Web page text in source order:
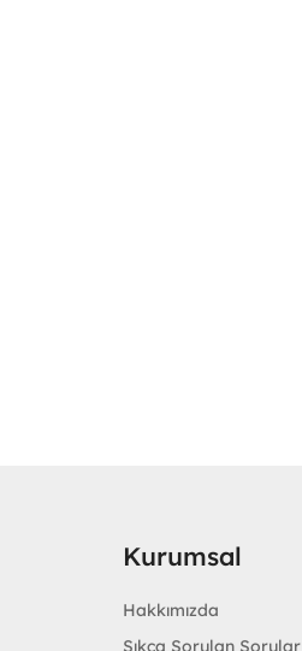
Kurumsal
Hakkımızda
Sıkça Sorulan Sorular